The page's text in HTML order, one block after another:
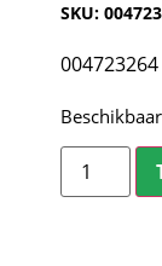
SKU:
004723264